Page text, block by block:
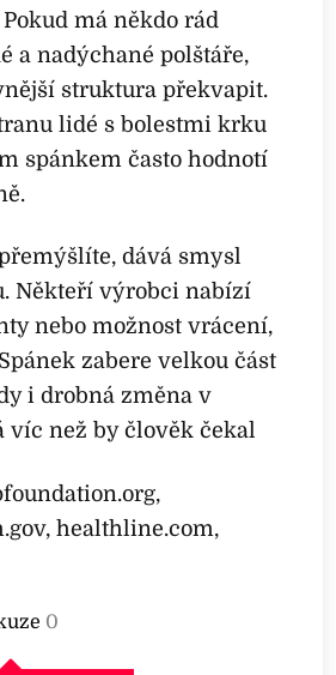
má někdo rád
a nadýchané polštáře,
struktura překvapit.
lidé s bolestmi krku
spánkem často hodnotí
dává smysl
Někteří výrobci nabízí
nebo možnost vrácení,
zabere velkou část
i drobná změna v
víc než by člověk čekal
healthline.com,
0